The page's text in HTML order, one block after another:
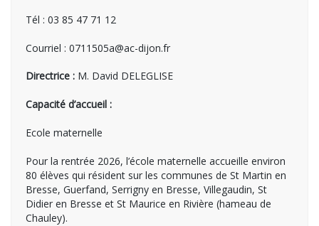
Tél : 03 85 47 71 12
Courriel : 0711505a@ac-dijon.fr
Directrice : M. David DELEGLISE
Capacité d’accueil :
Ecole maternelle
Pour la rentrée 2026, l’école maternelle accueille environ
80 élèves qui résident sur les communes de St Martin en
Bresse, Guerfand, Serrigny en Bresse, Villegaudin, St
Didier en Bresse et St Maurice en Rivière (hameau de
Chauley).